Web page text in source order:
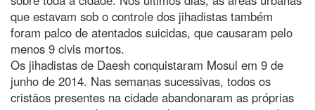
que estavam sob o controle dos jihadistas também
foram palco de atentados suicidas, que causaram pelo
menos 9 civis mortos.
Os jihadistas de Daesh conquistaram Mosul em 9 de
junho de 2014. Nas semanas sucessivas, todos os
cristãos presentes na cidade abandonaram as próprias